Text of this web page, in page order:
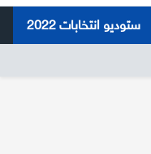
ستوديو انتخابات 2022